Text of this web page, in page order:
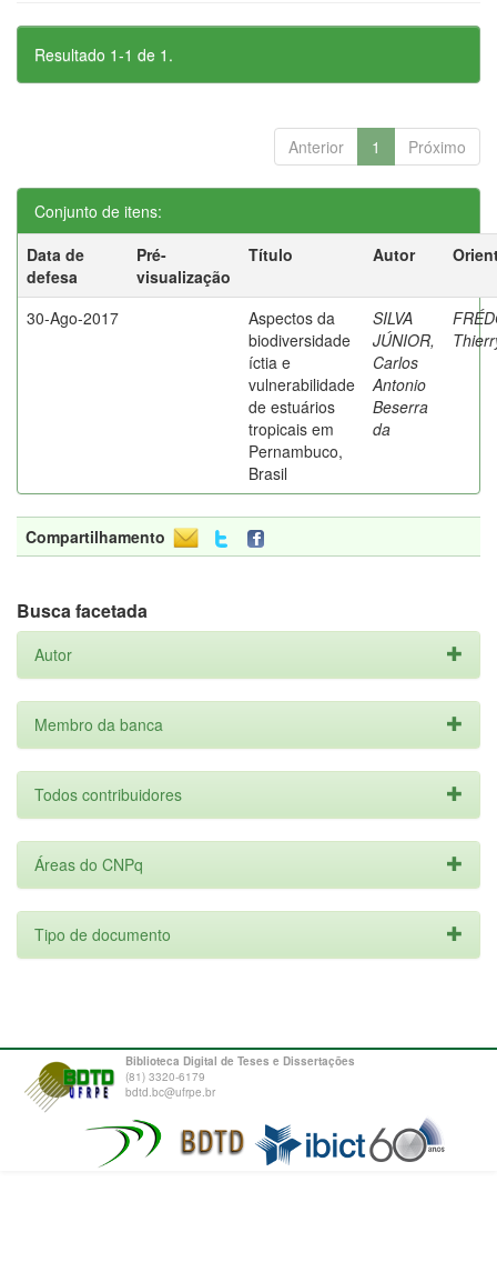
Resultado 1-1 de 1.
Anterior 1 Próximo
Conjunto de itens:
Data de
defesa
Pré-
visualização
Título Autor
30-Ago-2017
Aspectos da
biodiversidade
íctia e
vulnerabilidade
de estuários
tropicais em
Pernambuco,
Brasil
SILVA
JÚNIOR,
Carlos
Antonio
Beserra
da
Compartilhamento
Busca facetada
Autor
Membro da banca
Todos contribuidores
Áreas do CNPq
Tipo de documento
Biblioteca Digital de Teses e Dissertações
(81) 3320-6179
bdtd.bc@ufrpe.br